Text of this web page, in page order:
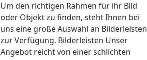
Um den richtigen Rahmen für ihr Bild
oder Objekt zu finden, steht Ihnen bei
uns eine große Auswahl an Bilderleisten
zur Verfügung. Bilderleisten Unser
Angebot reicht von einer schlichten